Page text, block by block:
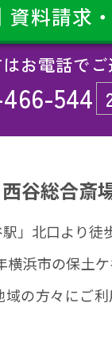
お電話で
544
資料請求
谷総合斎
」北口より徒
横浜市の保土
の方々にご